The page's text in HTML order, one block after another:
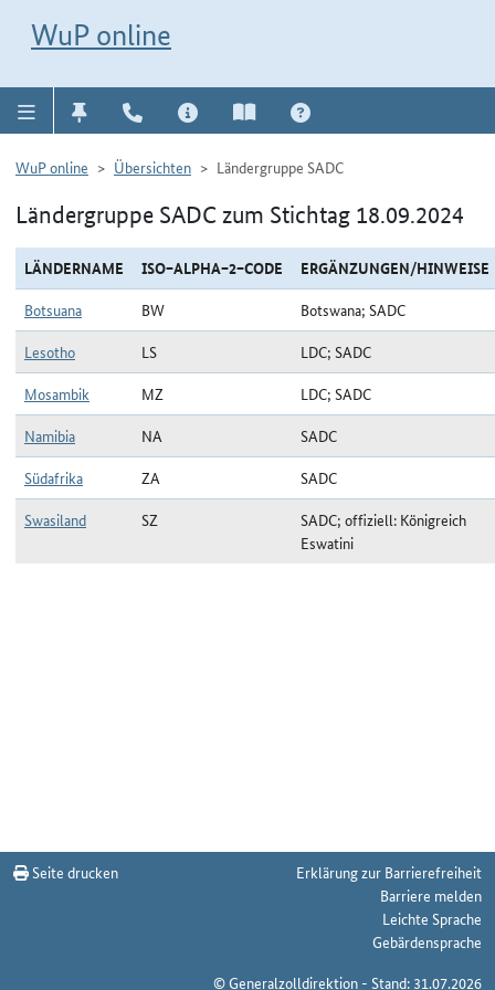
WuP online
WuP online Übersichten Ländergruppe SADC
Ländergruppe SADC zum Stichtag 18.09.2024
LÄNDERNAME ISO−ALPHA−2−CODE
ERGÄNZUNGEN/HINWEISE
Botsuana
BW
Botswana; SADC
Lesotho
LS
LDC; SADC
Mosambik
MZ
LDC; SADC
Namibia
NA
SADC
Südafrika
ZA
SADC
Swasiland
SZ
SADC; offiziell: Königreich
Eswatini
Seite drucken
Erklärung zur Barrierefreiheit
Barriere melden
Leichte Sprache
Gebärdensprache
© Generalzolldirektion - Stand: 31.07.2026